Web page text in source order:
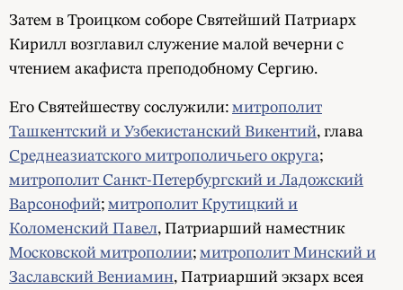
Затем в Троицком соборе Святейший Патриарх
Кирилл возглавил служение малой вечерни с
чтением акафиста преподобному Сергию.
Его Святейшеству сослужили: митрополит
Ташкентский и Узбекистанский Викентий, глава
Среднеазиатского митрополичьего округа;
митрополит Санкт-Петербургский и Ладожский
Варсонофий; митрополит Крутицкий и
Коломенский Павел, Патриарший наместник
Московской митрополии; митрополит Минский и
Заславский Вениамин, Патриарший экзарх всея